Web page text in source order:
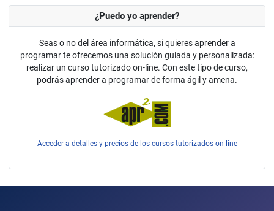
¿Puedo yo aprender?
Seas o no del área informática, si quieres aprender a
programar te ofrecemos una solución guiada y personalizada:
realizar un curso tutorizado on-line. Con este tipo de curso,
podrás aprender a programar de forma ágil y amena.
Acceder a detalles y precios de los cursos tutorizados on-line